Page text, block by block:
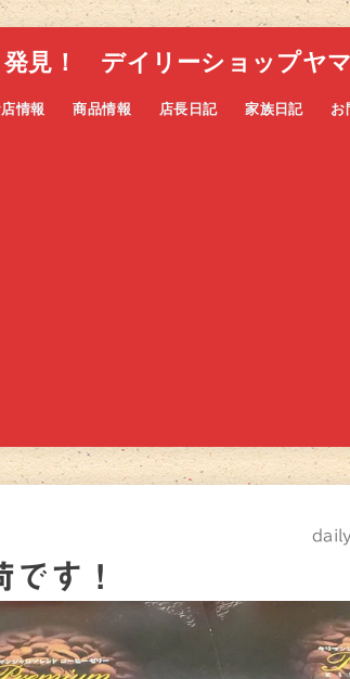
発見！ デイリーショップヤ
情報 商品情報 店長日記 家族日記 お
す！